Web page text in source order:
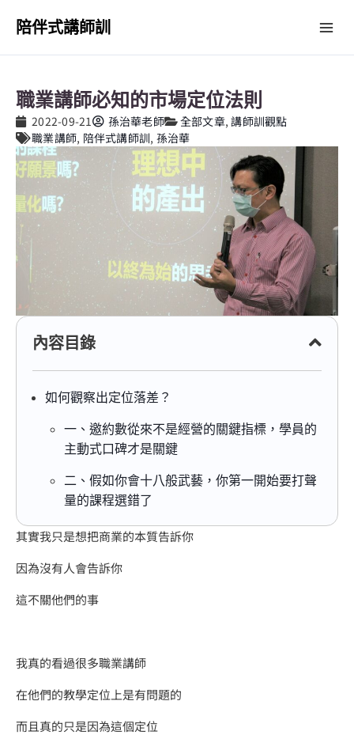
陪伴式講師訓
職業講師必知的市場定位法則
2022-09-21 孫治華老師 全部文章,講師訓觀點
職業講師, 陪伴式講師訓, 孫治華
內容目錄
如何觀察出定位落差？
一、邀約數從來不是經營的關鍵指標，學員的
主動式口碑才是關鍵
二、​假如你會十八般武藝，你第一開始要打聲
量的課程選錯了
其實我只是想把商業的本質告訴你
因為沒有人會告訴你
這不關他們的事
我真的看過很多職業講師
在他們的教學定位上是有問題的
而且真的只是因為這個定位